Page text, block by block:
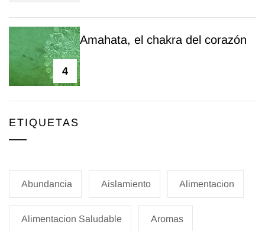
4
Amahata, el chakra del corazón
ETIQUETAS
Abundancia Aislamiento Alimentacion
Alimentacion Saludable Aromas